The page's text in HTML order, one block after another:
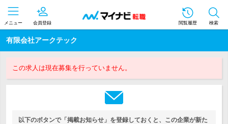
メニュー 会員登録 閲覧履歴 検索
有限会社アークテック
この求人は現在募集を行っていません。
以下のボタンで「掲載お知らせ」を登録しておくと、この企業が新た